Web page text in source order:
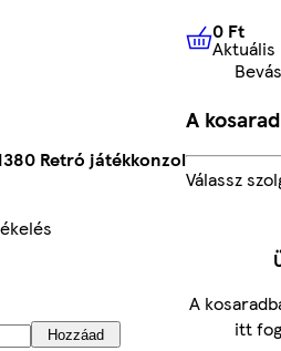
Retró játékkonzol
Hozzáad
0 Ft
0 Ft
A kosarad
Válassz
A
itt